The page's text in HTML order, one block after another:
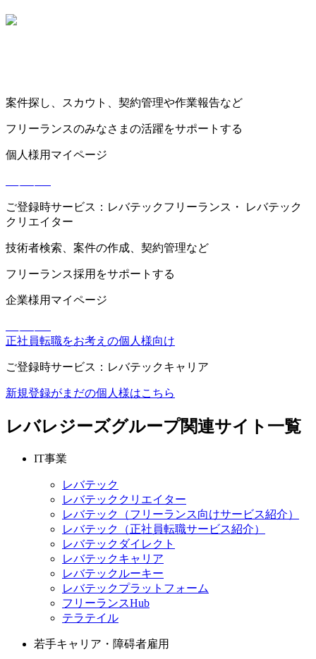
案件探し、スカウト、契約管理や作業報告など
フリーランスのみなさまの活躍をサポートする
個人様用 マイページ
ご登録時サービス：レバテックフリーランス・ レバテック
クリエイター
技術者検索、案件の作成、契約管理など
フリーランス採用をサポートする
企業様用 マイページ
正社員転職をお考えの個人様向け
ご登録時サービス：レバテックキャリア
新規登録がまだの個人様はこちら
レバレジーズグループ関連サイト一覧
IT事業
レバテック
レバテッククリエイター
レバテック（フリーランス向けサービス紹介）
レバテック（正社員転職サービス紹介）
レバテックダイレクト
レバテックキャリア
レバテックルーキー
レバテックプラットフォーム
フリーランスHub
テラテイル
若手キャリア・障碍者雇用